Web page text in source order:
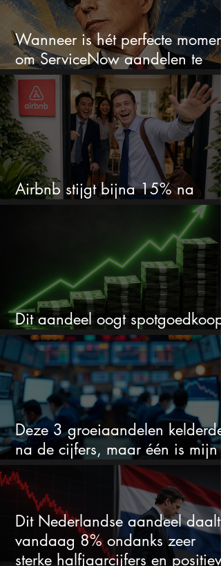
Wanneer is hét perfecte moment
om ServiceNow aandelen te
kopen?
Airbnb stijgt bijna 15% na
cijfers: vooral dit AI-cijfer valt op
Dit aandeel oogt spotgoedkoop
voor hoeveel het kan stijgen
Deze 3 groeiaandelen
na de cijfers, maar één is mijn
duidelijke favoriet
Dit Nederlandse aandeel daalt
vandaag 8% ondanks zeer
sterke halfjaarcijfers en positieve